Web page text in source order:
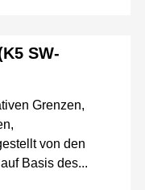
SW-
Grenzen,
von den
Basis des...